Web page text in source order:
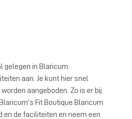
gelegen in Blaricum.
aan. Je kunt hier snel
aangeboden. Zo is er bij
Fit Boutique Blaricum
en de faciliteiten en neem een